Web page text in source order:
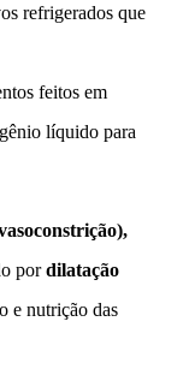
refrigerados que
feitos em
líquido para
pordilatação
e nutrição das